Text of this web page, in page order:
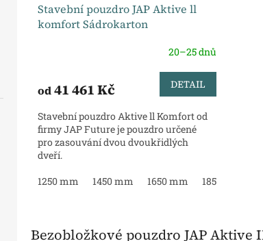
Stavební pouzdro JAP Aktive ll
komfort Sádrokarton
20–25 dnů
od41 461 Kč DETAIL
Stavební pouzdro Aktive ll Komfort od
firmy JAP Future je pouzdro určené
pro zasouvání dvou dvoukřidlých
dveří.
1250 mm
1450 mm 1650 mm 1850 mm
Bezobložkové pouzdro JAP